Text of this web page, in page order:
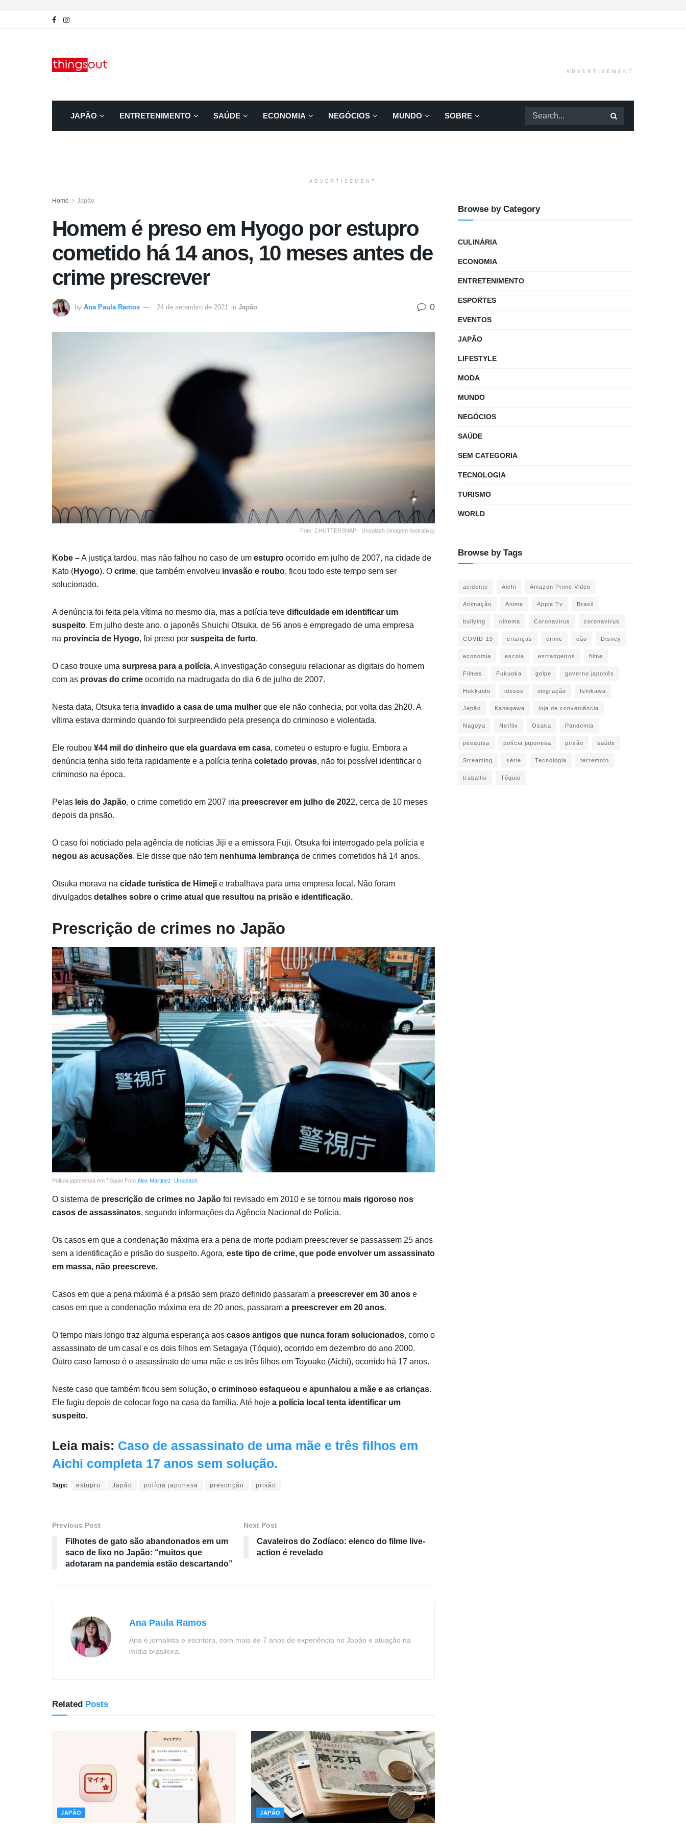
ADVERTISEMENT
JAPÃO ENTRETENIMENTO SAÚDE ECONOMIA NEGÓCIOS MUNDO SOBRE
ADVERTISEMENT
Home Japão
Homem é preso em Hyogo por estupro
cometido há 14 anos, 10 meses antes de
crime prescrever
by Ana Paula Ramos 24 de setembro de 2021 in Japão 0
Foto: CHUTTERSNAP - Unsplash (imagem ilustrativa)
Kobe –A justiça tardou, mas não falhou no caso de um estupro ocorrido em julho de 2007, na cidade de
Kato (Hyogo). O crime, que também envolveu invasão e roubo, ficou todo este tempo sem ser
solucionado.
A denúncia foi feita pela vítima no mesmo dia, mas a polícia teve dificuldade em identificar um
suspeito. Em julho deste ano, o japonês Shuichi Otsuka, de 56 anos e empregado de uma empresa
na província de Hyogo, foi preso por suspeita de furto.
O caso trouxe uma surpresa para a polícia. A investigação conseguiu relacionar as digitais do homem
com as provas do crime ocorrido na madrugada do dia 6 de julho de 2007.
Nesta data, Otsuka teria invadido a casa de uma mulher que ele não conhecia, por volta das 2h20. A
vítima estava dormindo quando foi surpreendido pela presença do criminoso e violentada.
Ele roubou ¥44 mil do dinheiro que ela guardava em casa, cometeu o estupro e fugiu. Embora a
denúncia tenha sido feita rapidamente e a polícia tenha coletado provas, não foi possível identificar o
criminoso na época.
Pelas leis do Japão, o crime cometido em 2007 iria preescrever em julho de 2022, cerca de 10 meses
depois da prisão.
O caso foi noticiado pela agência de notícias Jiji e a emissora Fuji. Otsuka foi interrogado pela polícia e
negou as acusações. Ele disse que não tem nenhuma lembrança de crimes cometidos há 14 anos.
Otsuka morava na cidade turística de Himeji e trabalhava para uma empresa local. Não foram
divulgados detalhes sobre o crime atual que resultou na prisão e identificação.
Prescrição de crimes no Japão
Polícia japonensa em Tóquio Foto Alex Martinez Unsplash
O sistema de prescrição de crimes no Japão foi revisado em 2010 e se tornou mais rigoroso nos
casos de assassinatos, segundo informações da Agência Nacional de Polícia.
Os casos em que a condenação máxima era a pena de morte podiam preescrever se passassem 25 anos
sem a identificação e prisão do suspeito. Agora, este tipo de crime, que pode envolver um assassinato
em massa, não preescreve.
Casos em que a pena máxima é a prisão sem prazo definido passaram a preescrever em 30 anos e
casos em que a condenação máxima era de 20 anos, passaram a preescrever em 20 anos.
O tempo mais longo traz alguma esperança aos casos antigos que nunca foram solucionados, como o
assassinato de um casal e os dois filhos em Setagaya (Tóquio), ocorrido em dezembro do ano 2000.
Outro caso famoso é o assassinato de uma mãe e os três filhos em Toyoake (Aichi), ocorrido há 17 anos.
Neste caso que também ficou sem solução, o criminoso esfaqueou e apunhalou a mãe e as crianças.
Ele fugiu depois de colocar fogo na casa da família. Até hoje a polícia local tenta identificar um
suspeito.
Leia mais: Caso de assassinato de uma mãe e três filhos em
Aichi completa 17 anos sem solução.
Tags: estupro Japão polícia japonesa prescrição prisão
Previous Post
Filhotes de gato são abandonados em um
saco de lixo no Japão: “muitos que
adotaram na pandemia estão descartando”
Next Post
Cavaleiros do Zodíaco: elenco do filme live-
action é revelado
Ana Paula Ramos
Ana é jornalista e escritora, com mais de 7 anos de experiência no Japão e atuação na
mídia brasileira.
Related Posts
JAPÃO JAPÃO
Browse by Category
CULINÁRIA
ECONOMIA
ENTRETENIMENTO
ESPORTES
EVENTOS
JAPÃO
LIFESTYLE
MODA
MUNDO
NEGÓCIOS
SAÚDE
SEM CATEGORIA
TECNOLOGIA
TURISMO
WORLD
Browse by Tags
acidente Aichi Amazon Prime Video
Animação Anime Apple Tv Brasil
bullying cinema Coronavirus coronavírus
COVID-19 crianças crime cão Disney
economia escola estrangeiros filme
Filmes Fukuoka golpe governo japonês
Hokkaido idosos imigração Ishikawa
Japão Kanagawa loja de conveniência
Nagoya Netflix Osaka Pandemia
pesquisa polícia japonesa prisão saúde
Streaming série Tecnologia terremoto
trabalho Tóquio